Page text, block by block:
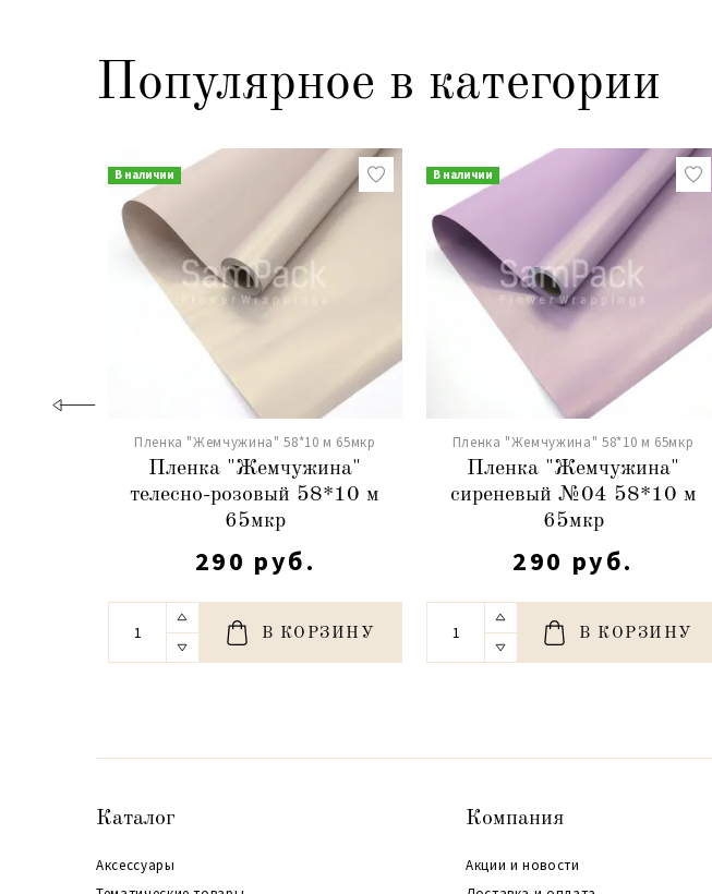
Популярное в категории
В наличии
Пленка "Жемчужина" 58*10 м 65мкр
Пленка "Жемчужина"
телесно-розовый 58*10 м
65мкр
290 руб.
В КОРЗИНУ
В наличии
Пленка "Жемчужина" 58*10 м 65мкр
Пленка "Жемчужина"
сиреневый №04 58*10 м
65мкр
290 руб.
В КОРЗИНУ
Каталог
Аксессуары
Компания
Акции и новости